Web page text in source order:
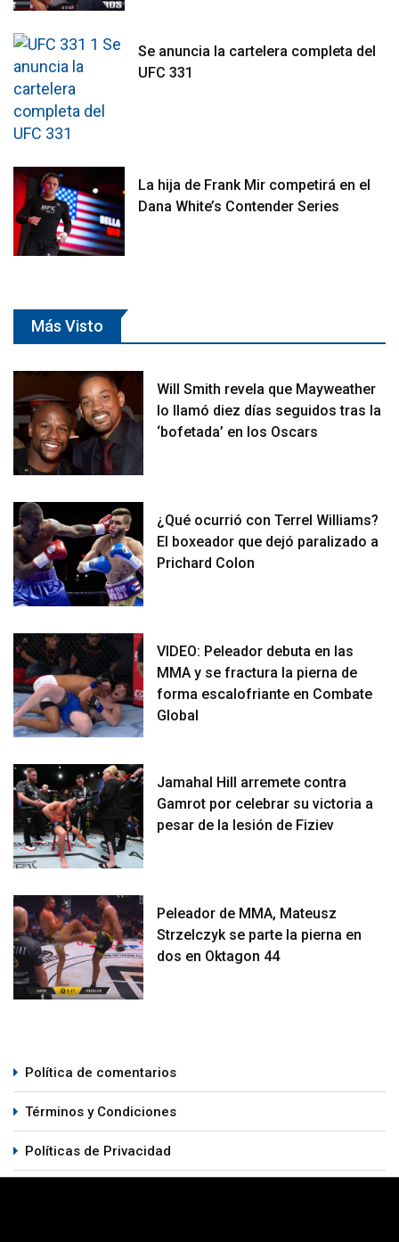
Se anuncia la cartelera completa del
UFC 331
La hija de Frank Mir competirá en el
Dana White’s Contender Series
Más Visto
Will Smith revela que Mayweather
lo llamó diez días seguidos tras la
‘bofetada’ en los Oscars
¿Qué ocurrió con Terrel Williams?
El boxeador que dejó paralizado a
Prichard Colon
VIDEO: Peleador debuta en las
MMA y se fractura la pierna de
forma escalofriante en Combate
Global
Jamahal Hill arremete contra
Gamrot por celebrar su victoria a
pesar de la lesión de Fiziev
Peleador de MMA, Mateusz
Strzelczyk se parte la pierna en
dos en Oktagon 44
Política de comentarios
Términos y Condiciones
Políticas de Privacidad